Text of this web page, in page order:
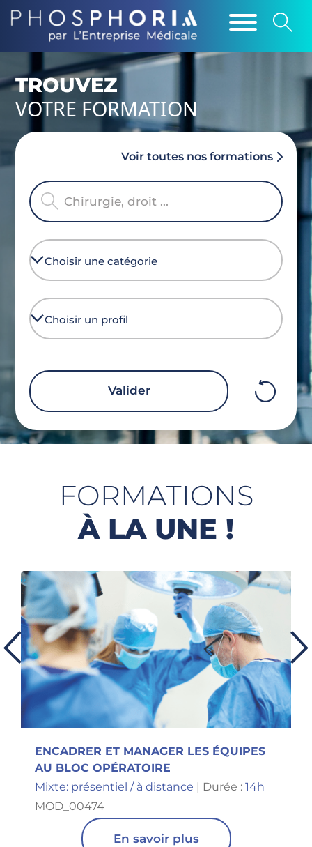
TROUVEZ
VOTRE FORMATION
Voir toutes nos formations
Valider
Effacer
filtres
mobile
FORMATIONS
À LA UNE !
ENCADRER ET MANAGER LES ÉQUIPES
AU BLOC OPÉRATOIRE
Mixte: présentiel / à distance | Durée : 14h
MOD_00474
En savoir plus
Previous